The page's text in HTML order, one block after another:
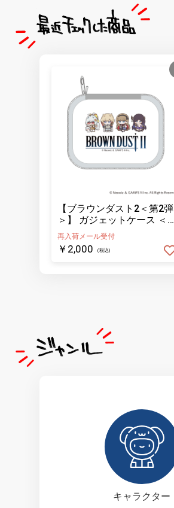
【ブラウンダスト2＜第2弾
＞】 ガジェットケース ＜
イラスト＆ロゴ＞
再入荷メール受付
￥2,000 (税込)
キャラクター